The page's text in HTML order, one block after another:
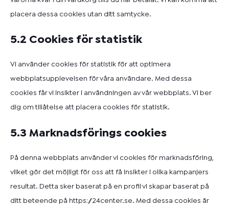
placera dessa cookies utan ditt samtycke.
5.2 Cookies för statistik
Vi använder cookies för statistik för att optimera
webbplatsupplevelsen för våra användare. Med dessa
cookies får vi insikter i användningen av vår webbplats. Vi ber
dig om tillåtelse att placera cookies för statistik.
5.3 Marknadsförings cookies
På denna webbplats använder vi cookies för marknadsföring,
vilket gör det möjligt för oss att få insikter i olika kampanjers
resultat. Detta sker baserat på en profil vi skapar baserat på
ditt beteende på https://24center.se. Med dessa cookies är